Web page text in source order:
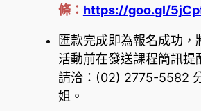
條： https://goo.gl/
匯款完成即為報名成功，
活動前在發送課程簡訊提
請洽：(02) 2775-5582
姐。